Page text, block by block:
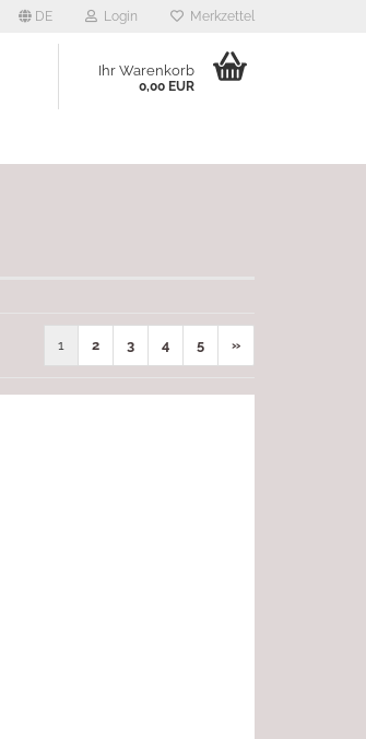
DE Login Merkzettel
Ihr Warenkorb
0,00 EUR
1 2 3 4 5 »